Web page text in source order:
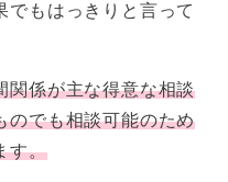
でもはっきりと言って
関係が主な得意な相談
のでも相談可能のため
す。